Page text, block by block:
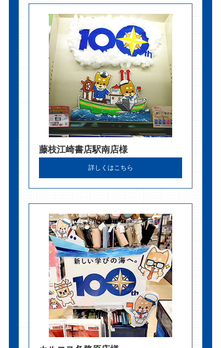
藤枝江崎書店駅南店様
詳しくはこちら